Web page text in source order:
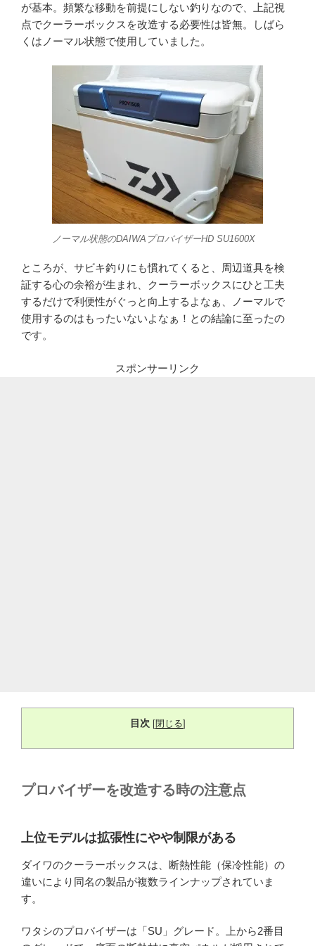
が基本。頻繁な移動を前提にしない釣りなので、上記視
点でクーラーボックスを改造する必要性は皆無。しばら
くはノーマル状態で使用していました。
ノーマル状態のDAIWAプロバイザーHD SU1600X
ところが、サビキ釣りにも慣れてくると、周辺道具を検
証する心の余裕が生まれ、クーラーボックスにひと工夫
するだけで利便性がぐっと向上するよなぁ、ノーマルで
使用するのはもったいないよなぁ！との結論に至ったの
です。
スポンサーリンク
目次 [閉じる]
プロバイザーを改造する時の注意点
上位モデルは拡張性にやや制限がある
ダイワのクーラーボックスは、断熱性能（保冷性能）の
違いにより同名の製品が複数ラインナップされていま
す。
ワタシのプロバイザーは「SU」グレード。上から2番目